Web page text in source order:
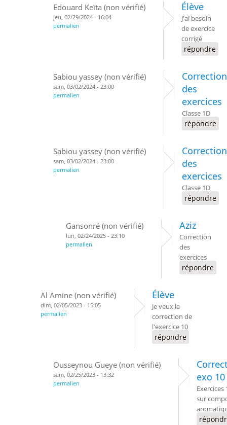
Edouard Keïta (non vérifié)
jeu, 02/29/2024 - 16:04
permalien
Élève
J'ai besoin
de exercice
corrigé
répondre
Sabiou yassey (non vérifié)
sam, 03/02/2024 - 23:00
permalien
Correction
des
exercices
Classe 1D
répondre
Sabiou yassey (non vérifié)
sam, 03/02/2024 - 23:00
permalien
Correction
des
exercices
Classe 1D
répondre
Gansonré (non vérifié)
lun, 02/24/2025 - 23:10
permalien
Aziz
Correction
des
exercices
répondre
Al Amine (non vérifié)
dim, 02/05/2023 - 15:05
permalien
Élève
Je veux la
correction de
l'exercice 10
répondre
Ousseynou Gueye (non vérifié)
sam, 02/25/2023 - 13:32
permalien
exo 10
Exercices
sur